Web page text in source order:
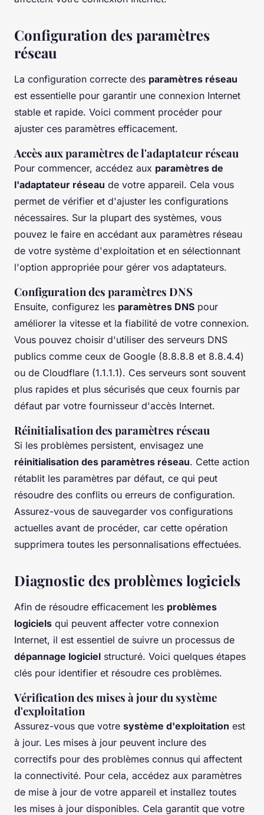
Configuration des paramètres
réseau
La configuration correcte des paramètres réseau
est essentielle pour garantir une connexion Internet
stable et rapide. Voici comment procéder pour
ajuster ces paramètres efficacement.
Accès aux paramètres de l'adaptateur réseau
Pour commencer, accédez aux paramètres de
l'adaptateur réseau de votre appareil. Cela vous
permet de vérifier et d'ajuster les configurations
nécessaires. Sur la plupart des systèmes, vous
pouvez le faire en accédant aux paramètres réseau
de votre système d'exploitation et en sélectionnant
l'option appropriée pour gérer vos adaptateurs.
Configuration des paramètres DNS
Ensuite, configurez les paramètres DNS pour
améliorer la vitesse et la fiabilité de votre connexion.
Vous pouvez choisir d'utiliser des serveurs DNS
publics comme ceux de Google (8.8.8.8 et 8.8.4.4)
ou de Cloudflare (1.1.1.1). Ces serveurs sont souvent
plus rapides et plus sécurisés que ceux fournis par
défaut par votre fournisseur d'accès Internet.
Réinitialisation des paramètres réseau
Si les problèmes persistent, envisagez une
réinitialisation des paramètres réseau. Cette action
rétablit les paramètres par défaut, ce qui peut
résoudre des conflits ou erreurs de configuration.
Assurez-vous de sauvegarder vos configurations
actuelles avant de procéder, car cette opération
supprimera toutes les personnalisations effectuées.
Diagnostic des problèmes logiciels
Afin de résoudre efficacement les problèmes
logiciels qui peuvent affecter votre connexion
Internet, il est essentiel de suivre un processus de
dépannage logiciel structuré. Voici quelques étapes
clés pour identifier et résoudre ces problèmes.
Vérification des mises à jour du système
d'exploitation
Assurez-vous que votre système d'exploitation est
à jour. Les mises à jour peuvent inclure des
correctifs pour des problèmes connus qui affectent
la connectivité. Pour cela, accédez aux paramètres
de mise à jour de votre appareil et installez toutes
les mises à jour disponibles. Cela garantit que votre